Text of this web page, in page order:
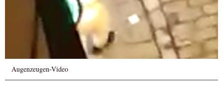
Augenzeugen-Video